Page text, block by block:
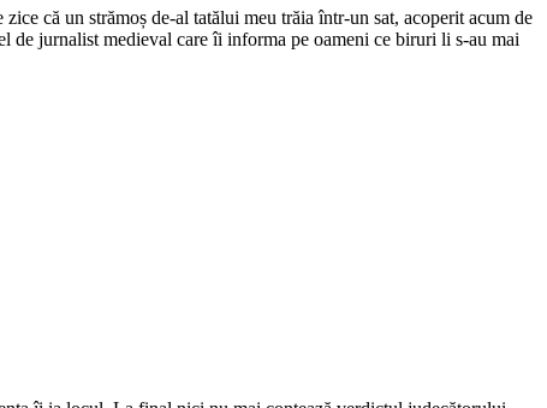
că un strămoș de-al tatălui meu trăia într-un sat, acoperit acum de
de jurnalist medieval care îi informa pe oameni ce biruri li s-au mai